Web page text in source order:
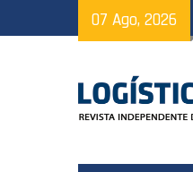
to
07 Ago, 2026